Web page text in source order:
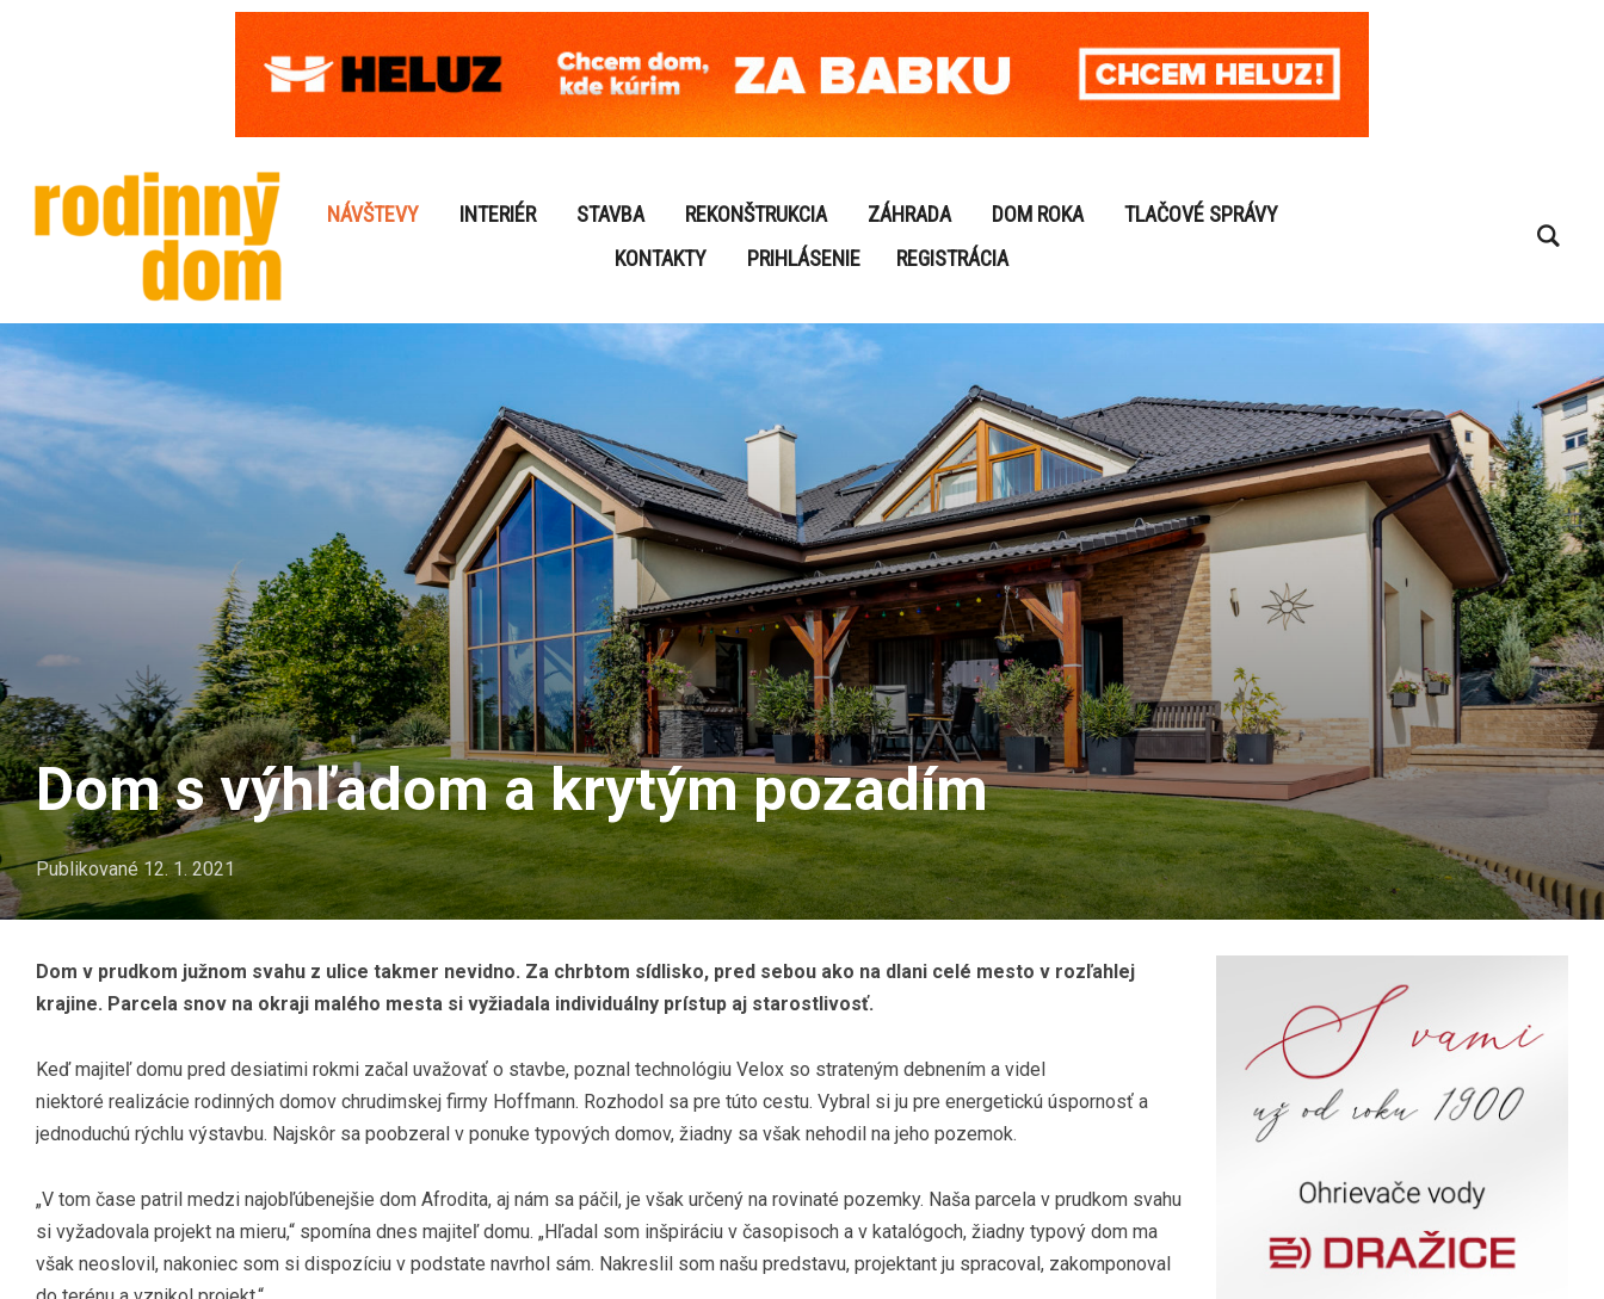
NÁVŠTEVY INTERIÉR STAVBA REKONŠTRUKCIA ZÁHRADA DOM ROKA
TLAČOVÉ SPRÁVY
KONTAKTY
PRIHLÁSENIE REGISTRÁCIA
Dom s výhľadom a krytým pozadím
Publikované 12. 1. 2021
Dom v prudkom južnom svahu z ulice takmer nevidno. Za chrbtom sídlisko, pred sebou ako na dlani celé mesto v rozľahlej
krajine. Parcela snov na okraji malého mesta si vyžiadala individuálny prístup aj starostlivosť.
Keď majiteľ domu pred desiatimi rokmi začal uvažovať o stavbe, poznal technológiu Velox so strateným debnením a videl
niektoré realizácie rodinných domov chrudimskej firmy Hoffmann. Rozhodol sa pre túto cestu. Vybral si ju pre energetickú úspornosť a
jednoduchú rýchlu výstavbu. Najskôr sa poobzeral v ponuke typových domov, žiadny sa však nehodil na jeho pozemok.
„V tom čase patril medzi najobľúbenejšie dom Afrodita, aj nám sa páčil, je však určený na rovinaté pozemky. Naša parcela v prudkom svahu
si vyžadovala projekt na mieru,“ spomína dnes majiteľ domu. „Hľadal som inšpiráciu v časopisoch a v katalógoch, žiadny typový dom ma
však neoslovil, nakoniec som si dispozíciu v podstate navrhol sám. Nakreslil som našu predstavu, projektant ju spracoval, zakomponoval